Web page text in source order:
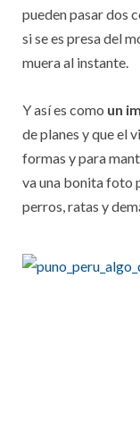
pueden pasar dos
si se es presa del
muera al instante.
Y así es como un
de planes y que el
formas y para
va una bonita foto
perros, ratas y